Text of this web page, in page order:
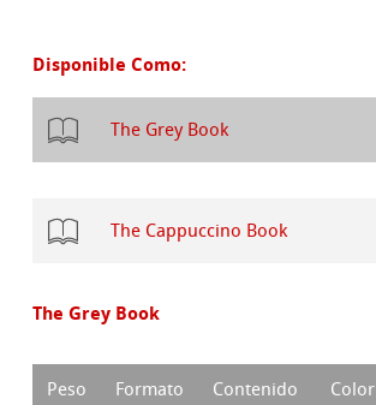
Disponible Como:
The Grey Book
The Cappuccino Book
The Grey Book
Peso Formato Contenido Color